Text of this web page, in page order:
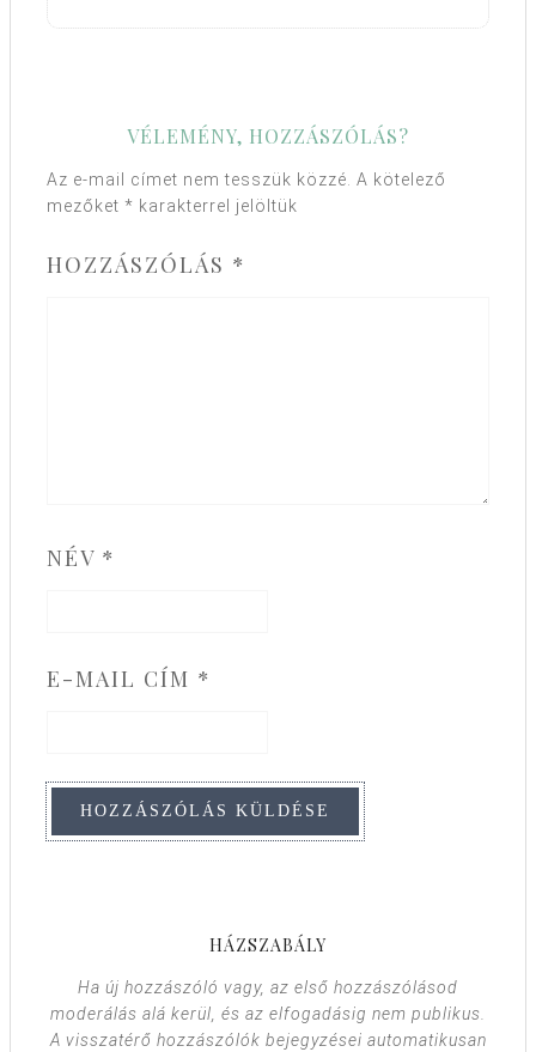
VÉLEMÉNY, HOZZÁSZÓLÁS?
Az e-mail címet nem tesszük közzé. A kötelező
mezőket * karakterrel jelöltük
HOZZÁSZÓLÁS *
NÉV *
E-MAIL CÍM *
HÁZSZABÁLY
Ha új hozzászóló vagy, az első hozzászólásod
moderálás alá kerül, és az elfogadásig nem publikus.
A visszatérő hozzászólók bejegyzései automatikusan